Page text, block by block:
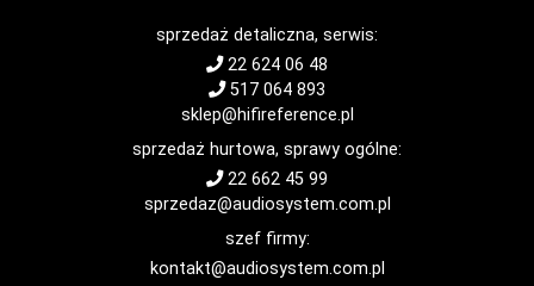
sprzedaż detaliczna, serwis:
22 624 06 48
517 064 893
sklep@hifireference.pl
sprzedaż hurtowa, sprawy ogólne:
22 662 45 99
sprzedaz@audiosystem.com.pl
szef firmy:
kontakt@audiosystem.com.pl